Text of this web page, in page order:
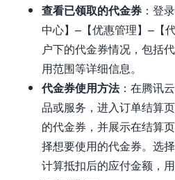
查看已领取的代金券 ：登
中心】–【优惠管理】–【
户下的代金券情况，包括
用范围等详细信息。
代金券使用方法：在腾讯
品或服务，进入订单结算
的代金券，并展示在结算
择想要使用的代金券。选
计算抵扣后的应付金额，